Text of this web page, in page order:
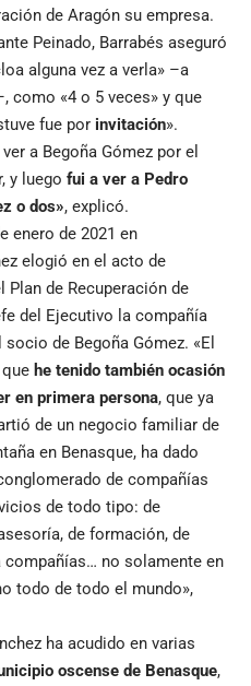
de Aragón su empresa.
Peinado, Barrabés aseguró
alguna vez a verla» –a
como «4 o 5 veces» y que
fue por invitación».
a Begoña Gómez por el
y luego fui a ver a Pedro
o dos», explicó.
enero de 2021 en
elogió en el acto de
Plan de Recuperación de
del Ejecutivo la compañía
de Begoña Gómez. «El
he tenido también ocasión
en primera persona, que ya
de un negocio familiar de
en Benasque, ha dado
de compañías
de todo tipo: de
de formación, de
no solamente en
todo de todo el mundo»,
ha acudido en varias
oscense de Benasque,